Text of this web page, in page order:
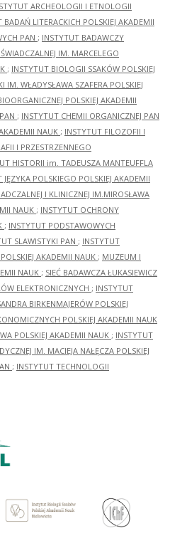
ARCHEOLOGII I ETNOLOGII
BADAŃ LITERACKICH POLSKIEJ AKADEMII
PAN ; INSTYTUT BADAWCZY
IM. MARCELEGO
; INSTYTUT BIOLOGII SSAKÓW POLSKIEJ
IM. WŁADYSŁAWA SZAFERA POLSKIEJ
POLSKIEJ AKADEMII
; INSTYTUT CHEMII ORGANICZNEJ PAN
NAUK ; INSTYTUT FILOZOFII I
I PRZESTRZENNEGO
HISTORII im. TADEUSZA MANTEUFFLA
JĘZYKA POLSKIEGO POLSKIEJ AKADEMII
I KLINICZNEJ IM.MIROSŁAWA
NAUK ; INSTYTUT OCHRONY
; INSTYTUT PODSTAWOWYCH
SLAWISTYKI PAN ; INSTYTUT
AKADEMII NAUK ; MUZEUM I
NAUK ; SIEĆ BADAWCZA ŁUKASIEWICZ
ELEKTRONICZNYCH ; INSTYTUT
BIRKENMAJERÓW POLSKIEJ
POLSKIEJ AKADEMII NAUK
POLSKIEJ AKADEMII NAUK ; INSTYTUT
IM. MACIEJA NAŁĘCZA POLSKIEJ
; INSTYTUT TECHNOLOGII